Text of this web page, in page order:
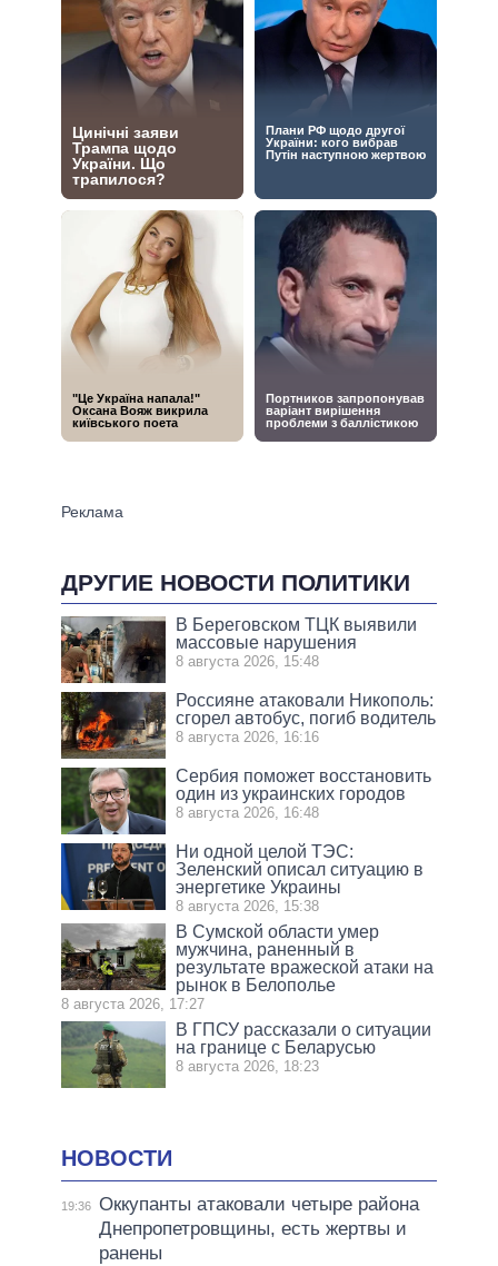
ДРУГИЕ НОВОСТИ ПОЛИТИКИ
В Береговском ТЦК выявили
массовые нарушения
8 августа 2026, 15:48
Россияне атаковали Никополь:
сгорел автобус, погиб водитель
8 августа 2026, 16:16
Сербия поможет восстановить
один из украинских городов
8 августа 2026, 16:48
Ни одной целой ТЭС:
Зеленский описал ситуацию в
энергетике Украины
8 августа 2026, 15:38
В Сумской области умер
мужчина, раненный в
результате вражеской атаки на
рынок в Белополье
8 августа 2026, 17:27
В ГПСУ рассказали о ситуации
на границе с Беларусью
8 августа 2026, 18:23
НОВОСТИ
19:36 Оккупанты атаковали четыре района
Днепропетровщины, есть жертвы и
ранены